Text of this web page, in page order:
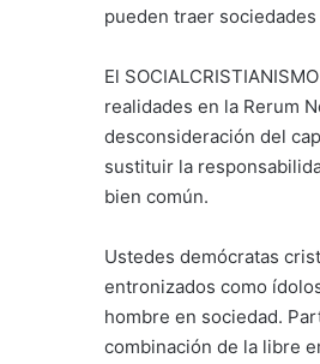
pueden traer
El
realidades en la Rerum
desconsideración del
sustituir la
bien común.
Ustedes demócratas
entronizados como
hombre en sociedad.
combinación de la libre